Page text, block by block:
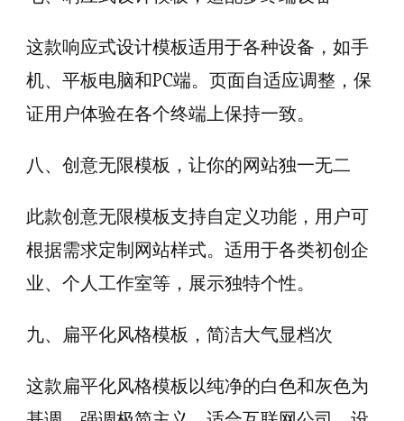
这款响应式设计模板适用于各种设备，如手
机、平板电脑和PC端。页面自适应调整，保
证用户体验在各个终端上保持一致。
八、创意无限模板，让你的网站独一无二
此款创意无限模板支持自定义功能，用户可
根据需求定制网站样式。适用于各类初创企
业、个人工作室等，展示独特个性。
九、扁平化风格模板，简洁大气显档次
这款扁平化风格模板以纯净的白色和灰色为